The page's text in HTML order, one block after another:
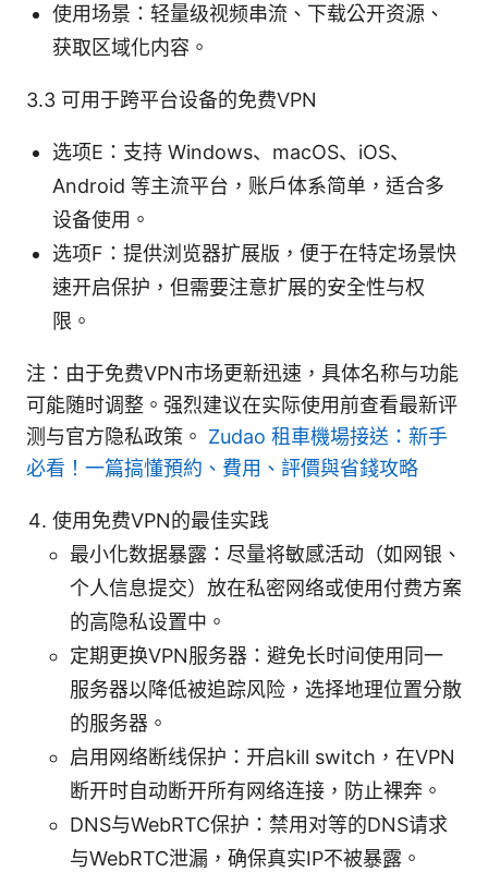
使用场景：轻量级视频串流、下载公开资源、
获取区域化内容。
3.3 可用于跨平台设备的免费VPN
选项E：支持 Windows、macOS、iOS、
Android 等主流平台，账户体系简单，适合多
设备使用。
选项F：提供浏览器扩展版，便于在特定场景快
速开启保护，但需要注意扩展的安全性与权
限。
注：由于免费VPN市场更新迅速，具体名称与功能
可能随时调整。强烈建议在实际使用前查看最新评
测与官方隐私政策。 Zudao 租車機場接送：新手
必看！一篇搞懂預約、費用、評價與省錢攻略
使用免费VPN的最佳实践
最小化数据暴露：尽量将敏感活动（如网银、
个人信息提交）放在私密网络或使用付费方案
的高隐私设置中。
定期更换VPN服务器：避免长时间使用同一
服务器以降低被追踪风险，选择地理位置分散
的服务器。
启用网络断线保护：开启kill switch，在VPN
断开时自动断开所有网络连接，防止裸奔。
DNS与WebRTC保护：禁用对等的DNS请求
与WebRTC泄漏，确保真实IP不被暴露。